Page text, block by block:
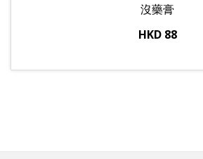
沒藥膏
HKD 88